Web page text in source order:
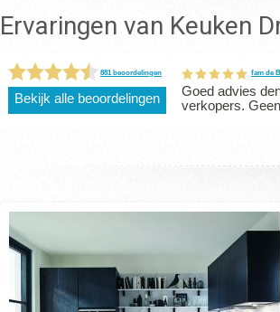
Ervaringen van Keuken